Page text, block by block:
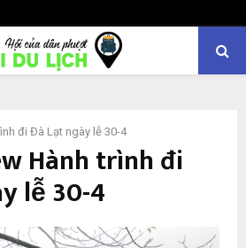
đi Đà Lạt ngày lễ 30-4
Hành trình đi
lễ 30-4